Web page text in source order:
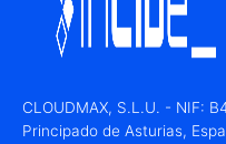
CLOUDMAX, S.L.U. - NIF:
Principado de Asturias,